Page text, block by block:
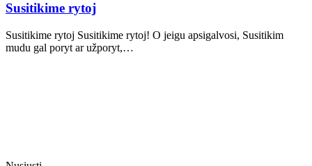
Susitikime rytoj
Susitikime rytoj Susitikime rytoj! O jeigu apsigalvosi, Susitikim
mudu gal poryt ar užporyt,…